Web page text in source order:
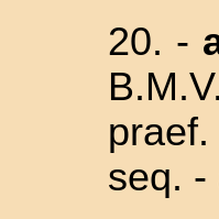
20. -
seq. -